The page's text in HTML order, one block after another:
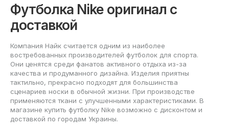
Футболка Nike оригинал с
доставкой
Компания Найк считается одним из наиболее
востребованных производителей футболок для спорта.
Они ценятся среди фанатов активного отдыха из-за
качества и продуманного дизайна. Изделия приятны
тактильно, прекрасно подходят для большинства
сценариев носки в обычной жизни. При производстве
применяются ткани с улучшенными характеристиками. В
магазине купить футболку Nike возможно с дисконтом и
доставкой по городам Украины.